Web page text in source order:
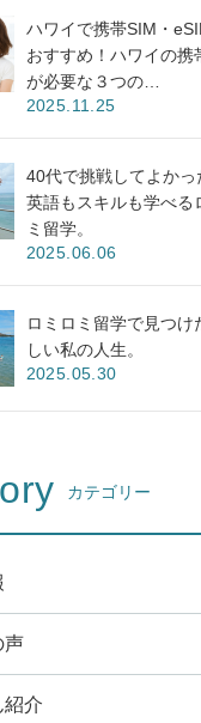
ハワイで携帯SIM・
おすすめ！ハワイの携
が必要な３つの…
2025.11.25
40代で挑戦してよかっ
英語もスキルも学べる
ミ留学。
2025.06.06
ロミロミ留学で見つけ
しい私の人生。
2025.05.30
カテゴリー
声
紹介